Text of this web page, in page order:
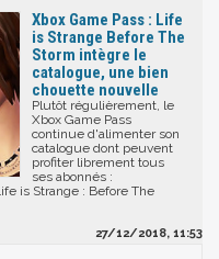
Xbox Game Pass : Life
is Strange Before The
Storm intègre le
catalogue, une bien
chouette nouvelle
Plutôt régulièrement, le
Xbox Game Pass
continue d'alimenter son
catalogue dont peuvent
profiter librement tous
ses abonnés :
is Strange : Before The
27/12/2018, 11:53